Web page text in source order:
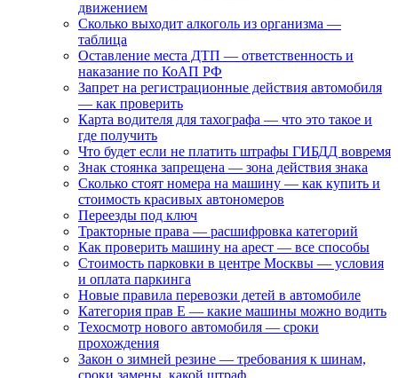
движением
Сколько выходит алкоголь из организма —
таблица
Оставление места ДТП — ответственность и
наказание по КоАП РФ
Запрет на регистрационные действия автомобиля
— как проверить
Карта водителя для тахографа — что это такое и
где получить
Что будет если не платить штрафы ГИБДД вовремя
Знак стоянка запрещена — зона действия знака
Сколько стоят номера на машину — как купить и
стоимость красивых автономеров
Переезды под ключ
Тракторные права — расшифровка категорий
Как проверить машину на арест — все способы
Стоимость парковки в центре Москвы — условия
и оплата паркинга
Новые правила перевозки детей в автомобиле
Категория прав Е — какие машины можно водить
Техосмотр нового автомобиля — сроки
прохождения
Закон о зимней резине — требования к шинам,
сроки замены, какой штраф